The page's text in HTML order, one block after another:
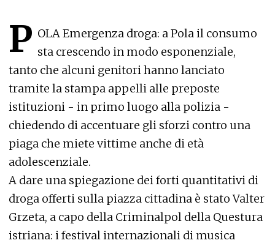
P OLA Emergenza droga: a Pola il consumo
sta crescendo in modo esponenziale,
tanto che alcuni genitori hanno lanciato
tramite la stampa appelli alle preposte
istituzioni - in primo luogo alla polizia -
chiedendo di accentuare gli sforzi contro una
piaga che miete vittime anche di età
adolescenziale.
A dare una spiegazione dei forti quantitativi di
droga offerti sulla piazza cittadina è stato Valter
Grzeta, a capo della Criminalpol della Questura
istriana: i festival internazionali di musica